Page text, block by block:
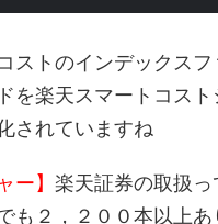
ストのインデックスフ
を楽天スマートコスト
されていますね
ー】 楽天証券の取扱っ
も２，２００本以上あ